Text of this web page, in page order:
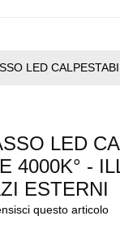
LED
LED
4000K° -
ESTERNI
questo articolo